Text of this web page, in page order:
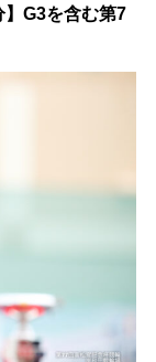
】G3を含む第7